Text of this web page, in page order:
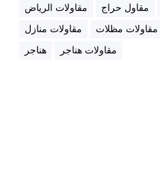
مقاول حراج
مقاولات الرياض
مقاولات مظلات
مقاولات منازل
مقاولات هناجر
هناجر